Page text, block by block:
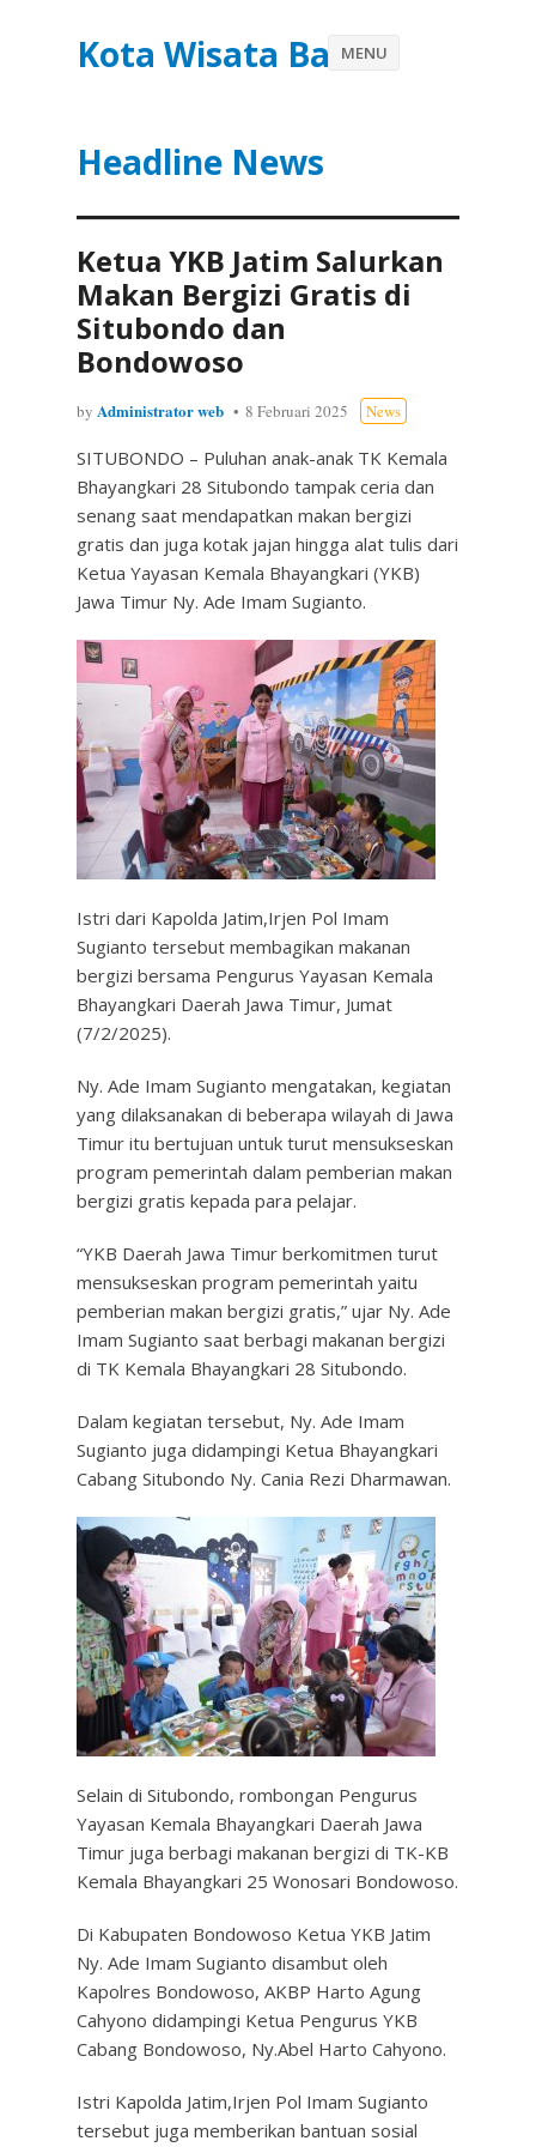
Kota Wisata Batu
Headline News
MENU
Ketua YKB Jatim Salurkan
Makan Bergizi Gratis di
Situbondo dan
Bondowoso
by Administrator web 8 Februari 2025 News
SITUBONDO – Puluhan anak-anak TK Kemala
Bhayangkari 28 Situbondo tampak ceria dan
senang saat mendapatkan makan bergizi
gratis dan juga kotak jajan hingga alat tulis dari
Ketua Yayasan Kemala Bhayangkari (YKB)
Jawa Timur Ny. Ade Imam Sugianto.
Istri dari Kapolda Jatim,Irjen Pol Imam
Sugianto tersebut membagikan makanan
bergizi bersama Pengurus Yayasan Kemala
Bhayangkari Daerah Jawa Timur, Jumat
(7/2/2025).
Ny. Ade Imam Sugianto mengatakan, kegiatan
yang dilaksanakan di beberapa wilayah di Jawa
Timur itu bertujuan untuk turut mensukseskan
program pemerintah dalam pemberian makan
bergizi gratis kepada para pelajar.
“YKB Daerah Jawa Timur berkomitmen turut
mensukseskan program pemerintah yaitu
pemberian makan bergizi gratis,” ujar Ny. Ade
Imam Sugianto saat berbagi makanan bergizi
di TK Kemala Bhayangkari 28 Situbondo.
Dalam kegiatan tersebut, Ny. Ade Imam
Sugianto juga didampingi Ketua Bhayangkari
Cabang Situbondo Ny. Cania Rezi Dharmawan.
Selain di Situbondo, rombongan Pengurus
Yayasan Kemala Bhayangkari Daerah Jawa
Timur juga berbagi makanan bergizi di TK-KB
Kemala Bhayangkari 25 Wonosari Bondowoso.
Di Kabupaten Bondowoso Ketua YKB Jatim
Ny. Ade Imam Sugianto disambut oleh
Kapolres Bondowoso, AKBP Harto Agung
Cahyono didampingi Ketua Pengurus YKB
Cabang Bondowoso, Ny.Abel Harto Cahyono.
Istri Kapolda Jatim,Irjen Pol Imam Sugianto
tersebut juga memberikan bantuan sosial